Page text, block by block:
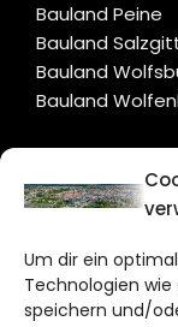
Um dir ein
Technologien
speichern und/
Bauland Peine
Bauland
Bauland
Bauland
CITYLIFE!
Bruchtorwall 12
38100